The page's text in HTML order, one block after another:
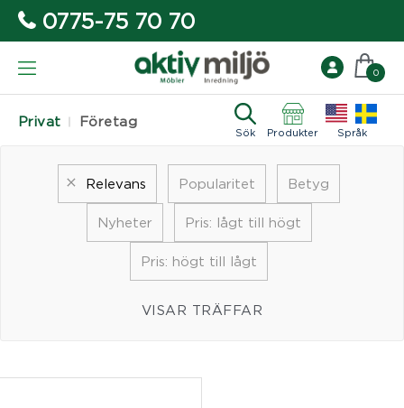
0775-75 70 70
Privat Företag
Sök Produkter Språk
0
Relevans Popularitet Betyg
Nyheter Pris: lågt till högt
Pris: högt till lågt
VISAR TRÄFFAR